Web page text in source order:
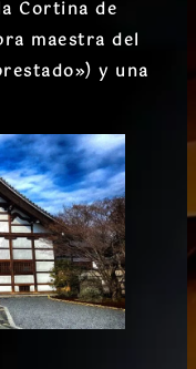
Cortina de
maestra del
y una